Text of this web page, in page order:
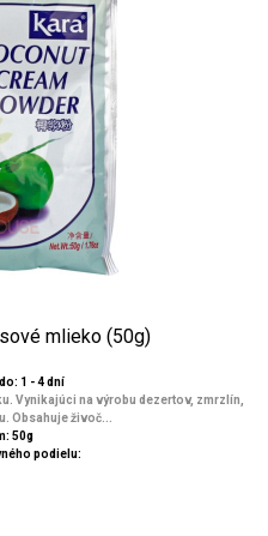
mlieko (50g)
1 - 4 dní
Vynikajúci na výrobu dezertov, zmrzlín,
Obsahuje živoč...
50g
podielu: